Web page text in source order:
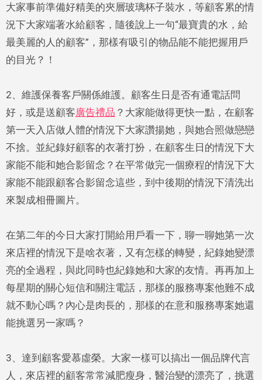
大家事前準備好精美的夾層玻璃杯子裝水，等顧客累的情
況下大家端著水給顧客，隨後說上一句“最寶貴的水，給
最美麗的人的顧客”，那樣有吸引的物品能不能把握用戶
的目光？！
2、維護保養客戶關係維護。顧客生日是否有通電話問
好，或是送顧客廣告禮品 ？大家能做得更快一點，在顧客
第一天入店做人體的情況下大家讚揚她，與她合照做戀戀
不捨。並紀錄好顧客的衣著打扮，在顧客生日的情況下大
家能不能和她合影留念？在平常做完一個療程的情況下大
家能不能跟顧客合影留念這些，到中後期的情況下清洗出
來製成相冊圖片。
在第二年的今日大家打開給用戶看一下，聊一聊她第一次
來店裡的情況下是啥衣著，又有怎樣的轉變，紀錄她變漂
亮的全過程，與此同時也紀錄她和大家的友情。再再加上
每星期的關心短信和關注電話，那樣的服務專案他難不成
就不動心嗎？內心是肉長的，那樣的在意和服務專案她還
能挑選另一家嗎？
3、達到顧客愛慕虛榮。大家一樣可以搞出一個品牌代言
人，來店裡的顧客常常減肥瘦身，醫治變的漂亮了，挑選